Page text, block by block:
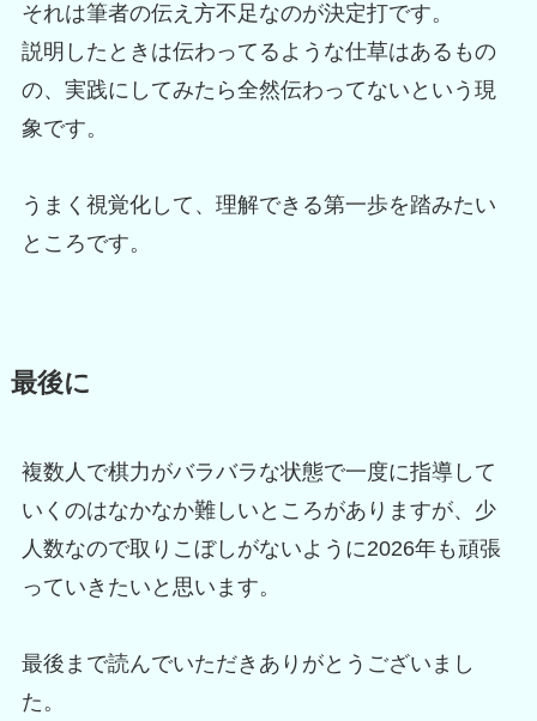
それは筆者の伝え方不足なのが決定打です。
説明したときは伝わってるような仕草はあるもの
の、実践にしてみたら全然伝わってないという現
象です。
うまく視覚化して、理解できる第一歩を踏みたい
ところです。
最後に
複数人で棋力がバラバラな状態で一度に指導して
いくのはなかなか難しいところがありますが、少
人数なので取りこぼしがないように2026年も頑張
っていきたいと思います。
最後まで読んでいただきありがとうございまし
た。